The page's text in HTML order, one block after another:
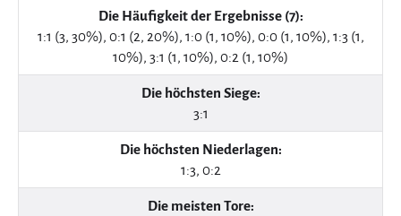
Die Häufigkeit der Ergebnisse (7):
1:1 (3, 30%), 0:1 (2, 20%), 1:0 (1, 10%), 0:0 (1, 10%), 1:3 (1,
10%), 3:1 (1, 10%), 0:2 (1, 10%)
Die höchsten Siege:
3:1
Die höchsten Niederlagen:
1:3, 0:2
Die meisten Tore: